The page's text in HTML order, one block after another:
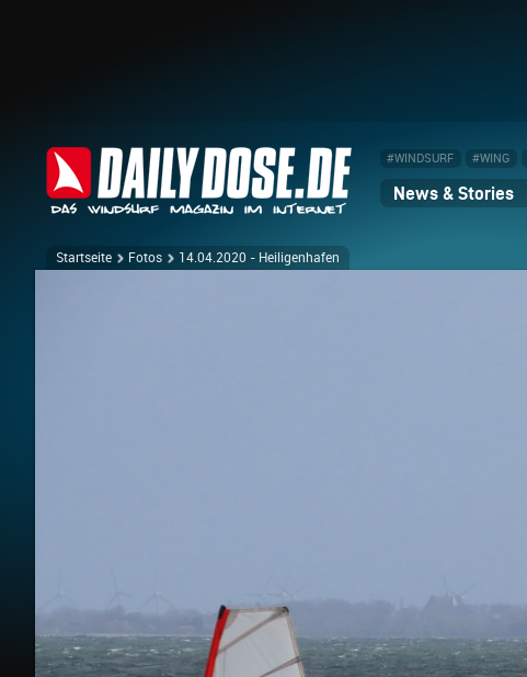
#WINDSURF #WING
News & Stories
Startseite Fotos 14.04.2020 - Heiligenhafen